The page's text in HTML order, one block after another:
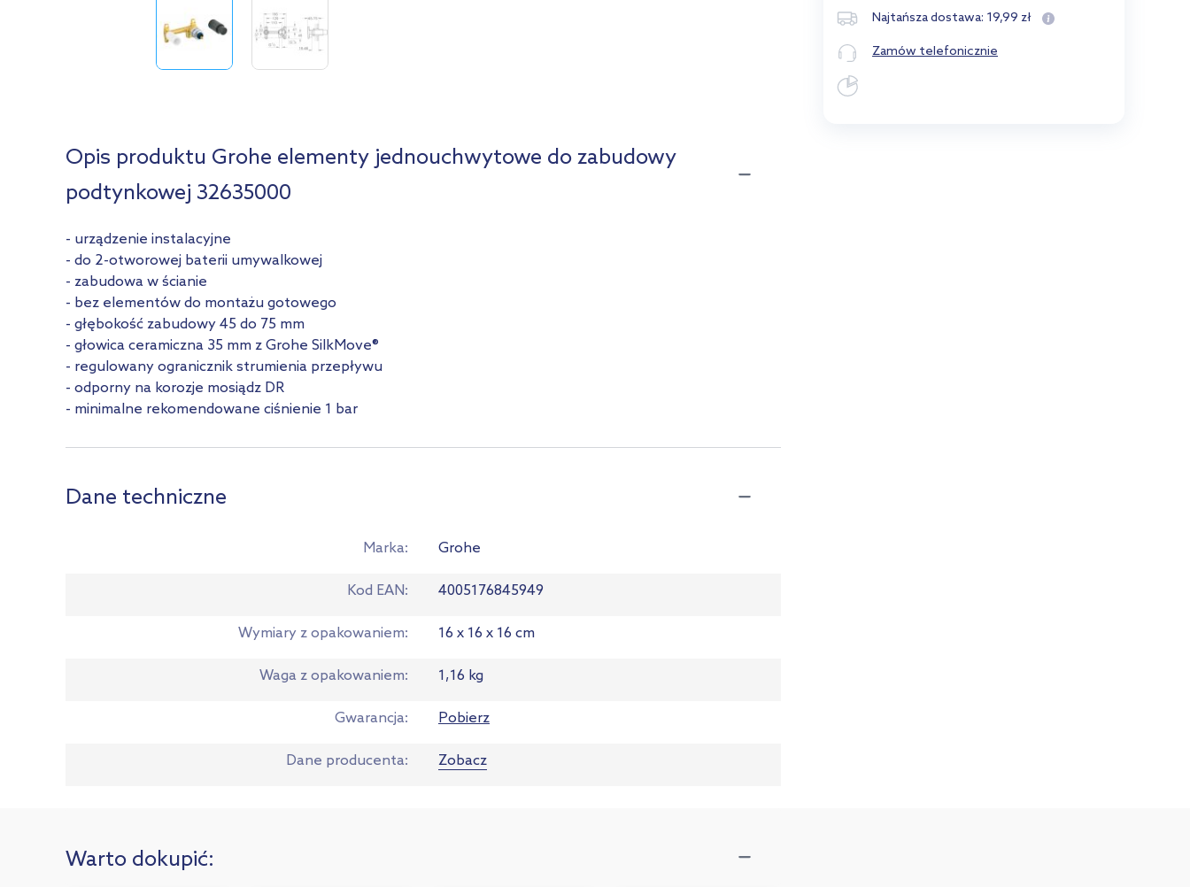
Najtańsza dostawa: 19,99 zł
Zamów telefonicznie
Opis produktu Grohe elementy jednouchwytowe do zabudowy
podtynkowej 32635000
- urządzenie instalacyjne
- do 2-otworowej baterii umywalkowej
- zabudowa w ścianie
- bez elementów do montażu gotowego
- głębokość zabudowy 45 do 75 mm
- głowica ceramiczna 35 mm z Grohe SilkMove®
- regulowany ogranicznik strumienia przepływu
- odporny na korozje mosiądz DR
- minimalne rekomendowane ciśnienie 1 bar
Dane techniczne
Marka Grohe
Kod EAN 4005176845949
Wymiary z opakowaniem 16 x 16 x 16 cm
Waga z opakowaniem 1,16 kg
Gwarancja Pobierz
Dane producenta Zobacz
Warto dokupić: